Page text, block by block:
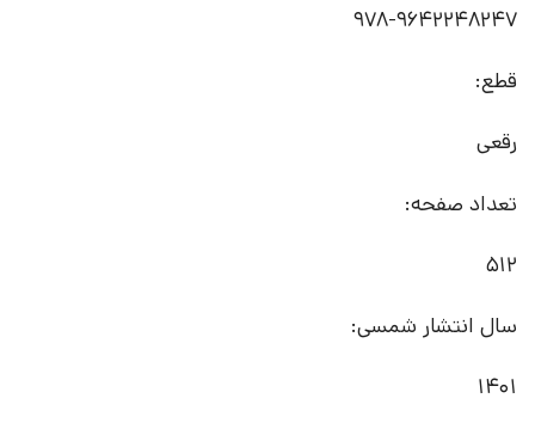
978-9642248247
قطع:
رقعی
تعداد صفحه:
512
سال انتشار شمسی:
1401